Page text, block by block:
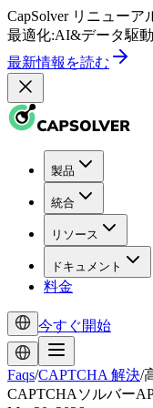
CapSolver リニューア
最適化:AI&データ駆
最新情報を読む
製品
統合
リソース
ドキュメント
料金
今すぐ開始
Faqs/CAPTCHA 解決/
CAPTCHAソルバー